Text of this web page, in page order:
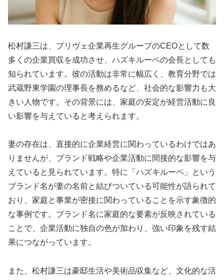
松村謙三は、プリヴェ企業再生グループのCEOとして数
多くの企業買収を成功させ、ハズキルーペの会長としても
知られています。彼の活動は非常に幅広く、教育分野では
武蔵野東学園の理事長を務めるなど、社会的な影響力も大
きい人物です。その背景には、家庭の安定が経営活動に良
い影響を与えていると考えられます。
妻の存在は、直接的に企業経営に関わっているわけではあ
りませんが、ブランド戦略や企業活動に間接的な影響を与
えていると見られています。特に「ハズキルーペ」という
ブランド名が妻の名前と結びついている可能性が語られて
おり、家庭と事業が密接に関わっていることを示す象徴的
な事例です。ブランド名に家庭的な要素が反映されている
ことで、企業活動に独自の色が加わり、強い印象を残す結
果につながっています。
また、松村謙三は豪邸生活や美術品収集など、文化的な活